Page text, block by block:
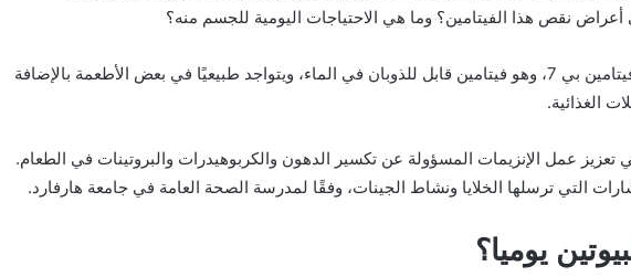
نقص هذا الفيتامين؟ وما هي الاحتياجات اليومية للجسم منه؟
يُعرف البيوتين أيضًا باسم فيتامين بي 7، وهو فيتامين قابل للذوبان في الماء، ويتواجد طبيعيًا في بعض الأطعمة بالإضافة
الغذائية.
تعزيز عمل الإنزيمات المسؤولة عن تكسير الدهون والكربوهيدرات والبروتينات في الطعام.
التي ترسلها الخلايا ونشاط الجينات، وفقًا لمدرسة الصحة العامة في جامعة هارفارد.
يوميا؟